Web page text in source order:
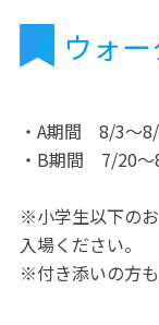
ウォ
・A期間 8/3～
・B期間 7/20
※小学生以下の
入場ください。
※付き添いの方も